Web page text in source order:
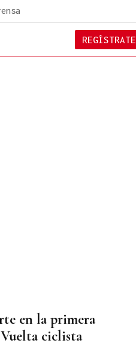
REGÍSTRATE
en la primera
ciclista